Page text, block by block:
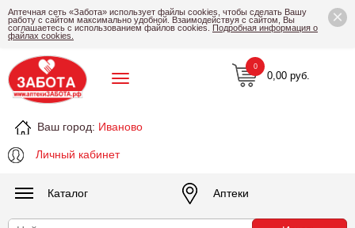
×
Аптечная сеть «Забота» использует файлы cookies, чтобы сделать Вашу
работу с сайтом максимально удобной. Взаимодействуя с сайтом, Вы
соглашаетесь с использованием файлов cookies. Подробная информация о
файлах cookies.
Ваш город: Иваново
Личный кабинет
0,00 руб.
0
Каталог Аптеки